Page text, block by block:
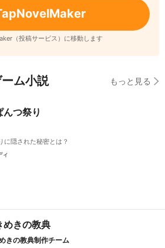
（投稿サービス）に移動します
ム小説 もっと見る
んつ祭り
に隠された秘密とは？
ィ
めきの教典
きの教典制作チーム